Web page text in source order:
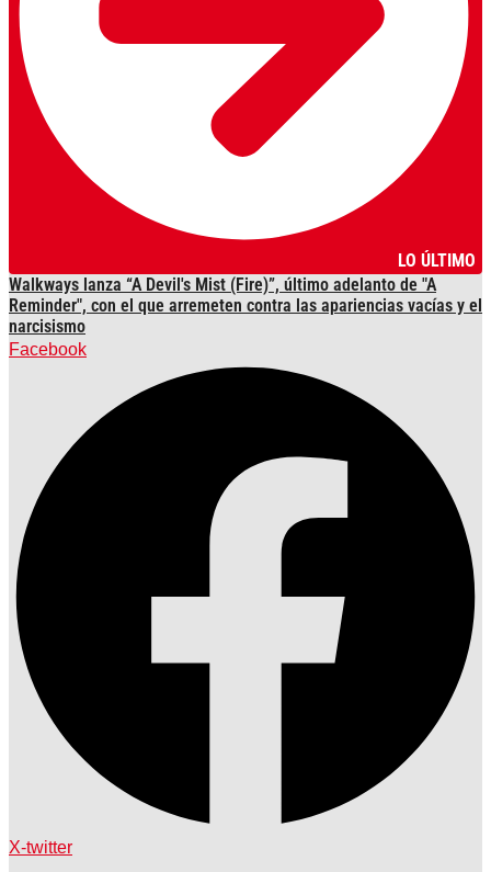
LO ÚLTIMO
Walkways lanza “A Devil's Mist (Fire)”, último adelanto de "A
Reminder", con el que arremeten contra las apariencias vacías y el
narcisismo
Facebook
X-twitter